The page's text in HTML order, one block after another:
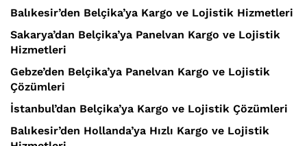
Balıkesir’den Belçika’ya Kargo ve Lojistik Hizmetleri
Sakarya’dan Belçika’ya Panelvan Kargo ve Lojistik
Hizmetleri
Gebze’den Belçika’ya Panelvan Kargo ve Lojistik
Çözümleri
İstanbul’dan Belçika’ya Kargo ve Lojistik Çözümleri
Balıkesir’den Hollanda’ya Hızlı Kargo ve Lojistik